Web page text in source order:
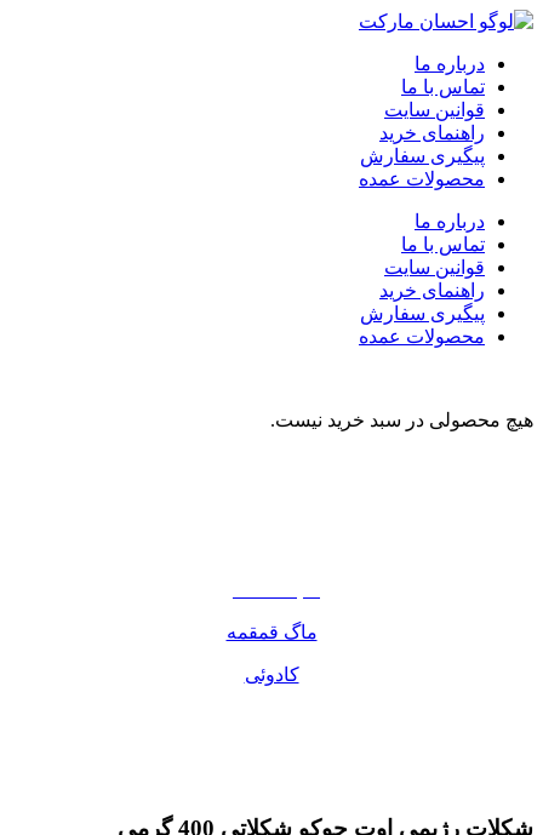
درباره ما
تماس با ما
قوانین سایت
راهنمای خرید
پیگیری سفارش
محصولات عمده
درباره ما
تماس با ما
قوانین سایت
راهنمای خرید
پیگیری سفارش
محصولات عمده
هیچ محصولی در سبد خرید نیست.
ماگ قمقمه
کادوئی
شکلات رژیمی اوت چوکو شکلاتی 400 گرمی